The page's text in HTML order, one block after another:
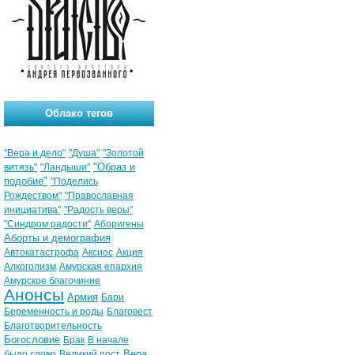
Облако тегов
"Вера и дело" "Душа" "Золотой
витязь" "Ландыши" "Образ и
подобие" "Поделись
Рождеством" "Православная
инициатива" "Радость веры"
"Синдром радости" Аборигены
Аборты и демография
Автокатастрофа Аксиос Акция
Алкоголизм Амурская епархия
Амурское благочиние
Анонсы Армия Бари
Беременность и роды Благовест
Благотворительность
Богословие Брак В начале